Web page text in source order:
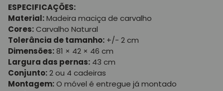
ESPECIFICAÇÕES:
Material:Madeira maciça de carvalho
Cores:Carvalho Natural
Tolerância de tamanho: +/- 2 cm
Dimensões:81 × 42 × 46 cm
Largura das pernas: 43 cm
Conjunto:2 ou 4 cadeiras
Montagem:O móvel é entregue já montado